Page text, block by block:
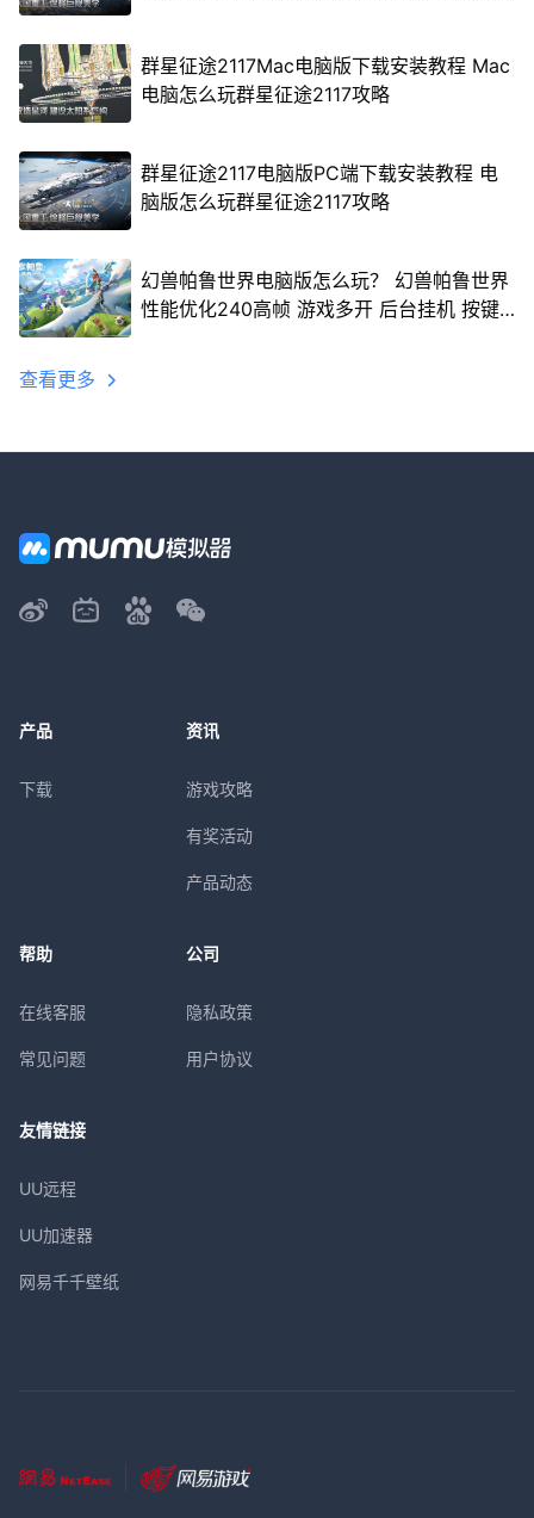
群星征途2117Mac电脑版下载安装教程 Mac
电脑怎么玩群星征途2117攻略
群星征途2117电脑版PC端下载安装教程 电
脑版怎么玩群星征途2117攻略
幻兽帕鲁世界电脑版怎么玩？ 幻兽帕鲁世界
性能优化240高帧 游戏多开 后台挂机 按键
查看更多
产品
下载
资讯
游戏攻略
有奖活动
产品动态
帮助
在线客服
常见问题
公司
隐私政策
用户协议
友情链接
UU远程
UU加速器
网易千千壁纸